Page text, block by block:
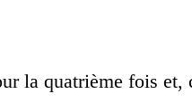
la quatrième fois